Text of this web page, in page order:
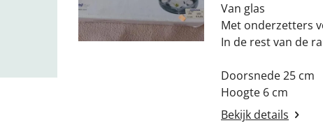
Van glas
Met onderzetters
In de rest van de
Doorsnede 25 cm
Hoogte 6 cm
Bekijk details